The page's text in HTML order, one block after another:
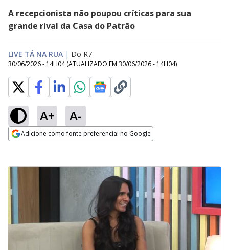
A recepcionista não poupou críticas para sua
grande rival da Casa do Patrão
LIVE TÁ NA RUA | Do R7
30/06/2026 - 14H04 (ATUALIZADO EM 30/06/2026 - 14H04)
A+ A-
Adicione como fonte preferencial no Google